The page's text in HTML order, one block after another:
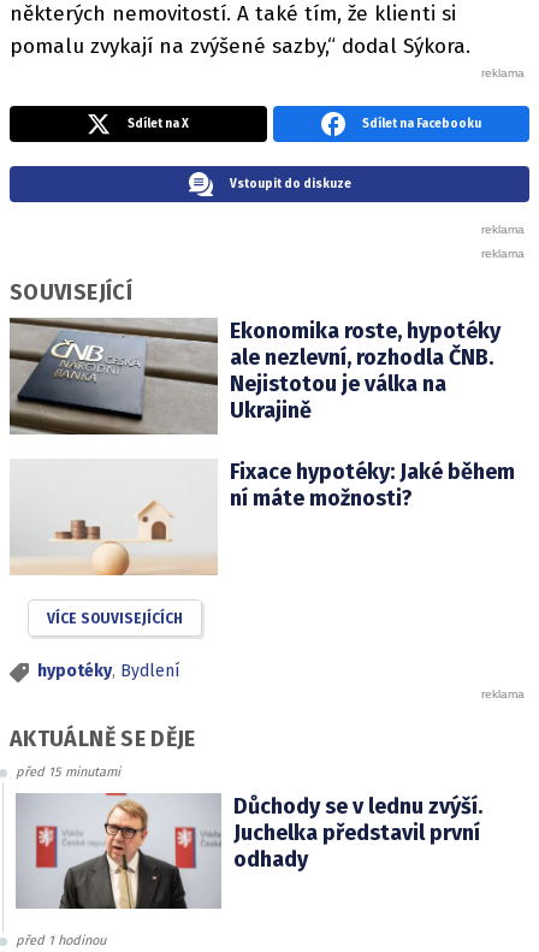
některých nemovitostí. A také tím, že klienti si
pomalu zvykají na zvýšené sazby,“ dodal Sýkora.
Sdílet na X Sdílet na Facebooku
Vstoupit do diskuze
SOUVISEJÍCÍ
Ekonomika roste, hypotéky
ale nezlevní, rozhodla ČNB.
Nejistotou je válka na
Ukrajině
Fixace hypotéky: Jaké během
ní máte možnosti?
VÍCE SOUVISEJÍCÍCH
hypotéky, Bydlení
AKTUÁLNĚ SE DĚJE
před 15 minutami
Důchody se v lednu zvýší.
Juchelka představil první
odhady
před 1 hodinou